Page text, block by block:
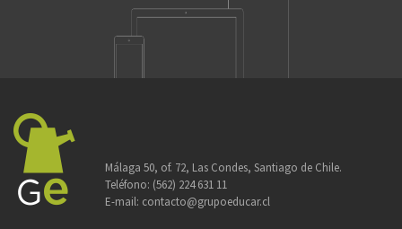
Málaga 50, of. 72, Las Condes, Santiago de Chile.
Teléfono: (562) 224 631 11
E-mail: contacto@grupoeducar.cl